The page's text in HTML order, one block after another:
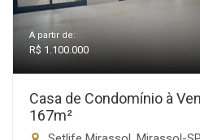
A partir de:
R$ 1.100.000
Casa de Condomínio à
167m²